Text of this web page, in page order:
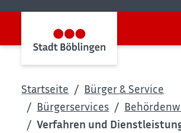
Startseite
Bürger & Service
Bürgerservices
Verfahren und